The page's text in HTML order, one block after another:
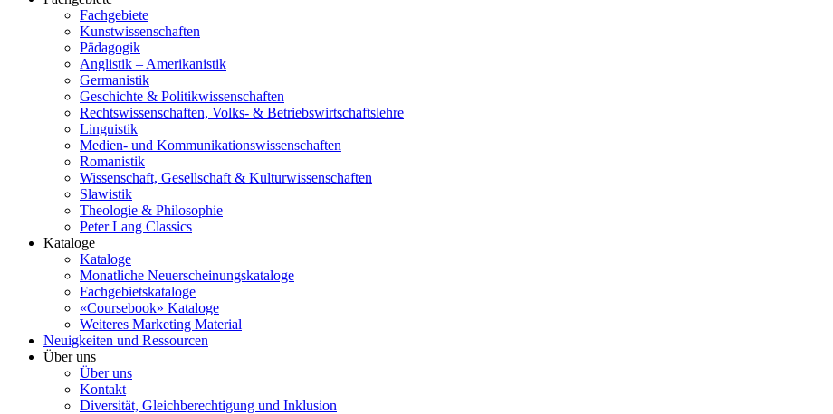
Fachgebiete
Kunstwissenschaften
Pädagogik
Anglistik – Amerikanistik
Germanistik
Geschichte & Politikwissenschaften
Rechtswissenschaften, Volks- & Betriebswirtschaftslehre
Linguistik
Medien- und Kommunikationswissenschaften
Romanistik
Wissenschaft, Gesellschaft & Kulturwissenschaften
Slawistik
Theologie & Philosophie
Peter Lang Classics
Kataloge
Kataloge
Monatliche Neuerscheinungskataloge
Fachgebietskataloge
«Coursebook» Kataloge
Weiteres Marketing Material
Neuigkeiten und Ressourcen
Über uns
Über uns
Kontakt
Diversität, Gleichberechtigung und Inklusion